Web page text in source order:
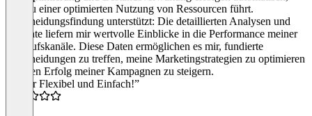
was zu einer optimierten Nutzung von Ressourcen führt.
Entscheidungsfindung unterstützt: Die detaillierten Analysen und
Berichte liefern mir wertvolle Einblicke in die Performance meiner
Verkaufskanäle. Diese Daten ermöglichen es mir, fundierte
Entscheidungen zu treffen, meine Marketingstrategien zu optimieren
und den Erfolg meiner Kampagnen zu steigern.
“Super Flexibel und Einfach!”